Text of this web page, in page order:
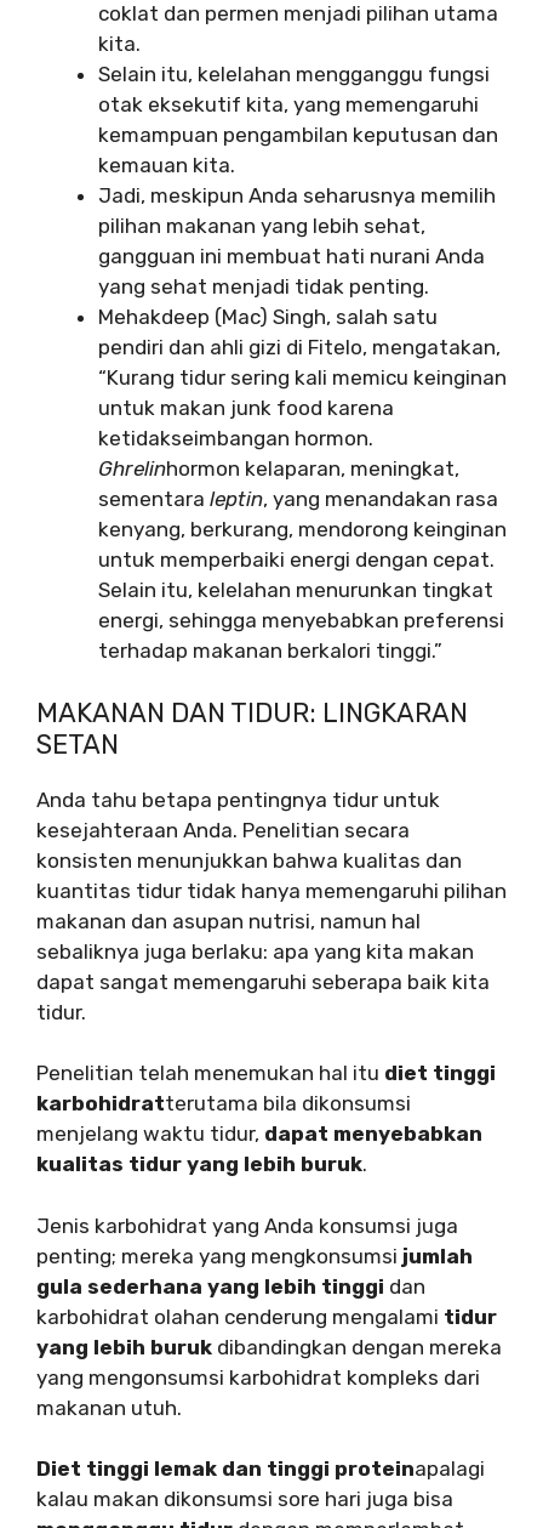
coklat dan permen menjadi pilihan utama
kita.
Selain itu, kelelahan mengganggu fungsi
otak eksekutif kita, yang memengaruhi
kemampuan pengambilan keputusan dan
kemauan kita.
Jadi, meskipun Anda seharusnya memilih
pilihan makanan yang lebih sehat,
gangguan ini membuat hati nurani Anda
yang sehat menjadi tidak penting.
Mehakdeep (Mac) Singh, salah satu
pendiri dan ahli gizi di Fitelo, mengatakan,
“Kurang tidur sering kali memicu keinginan
untuk makan junk food karena
ketidakseimbangan hormon.
Ghrelinhormon kelaparan, meningkat,
sementara leptin, yang menandakan rasa
kenyang, berkurang, mendorong keinginan
untuk memperbaiki energi dengan cepat.
Selain itu, kelelahan menurunkan tingkat
energi, sehingga menyebabkan preferensi
terhadap makanan berkalori tinggi.”
MAKANAN DAN TIDUR: LINGKARAN
SETAN
Anda tahu betapa pentingnya tidur untuk
kesejahteraan Anda. Penelitian secara
konsisten menunjukkan bahwa kualitas dan
kuantitas tidur tidak hanya memengaruhi pilihan
makanan dan asupan nutrisi, namun hal
sebaliknya juga berlaku: apa yang kita makan
dapat sangat memengaruhi seberapa baik kita
tidur.
Penelitian telah menemukan hal itu diet tinggi
karbohidratterutama bila dikonsumsi
menjelang waktu tidur, dapat menyebabkan
kualitas tidur yang lebih buruk.
Jenis karbohidrat yang Anda konsumsi juga
penting; mereka yang mengkonsumsi jumlah
gula sederhana yang lebih tinggi dan
karbohidrat olahan cenderung mengalami tidur
yang lebih buruk dibandingkan dengan mereka
yang mengonsumsi karbohidrat kompleks dari
makanan utuh.
Diet tinggi lemak dan tinggi proteinapalagi
kalau makan dikonsumsi sore hari juga bisa